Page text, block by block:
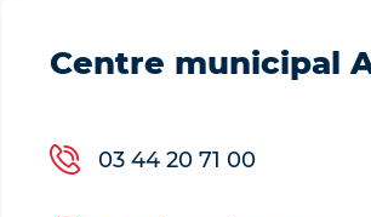
Centre municipal
03 44 20 71 00